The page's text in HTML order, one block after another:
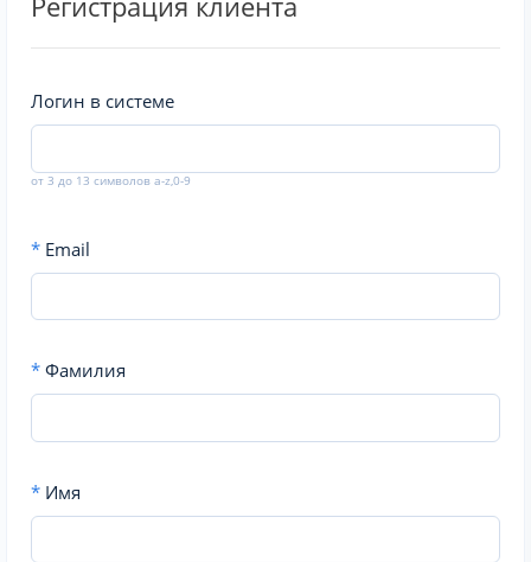
Логин в системе
от 3 до 13 символов a-z,0-9
* Email
* Фамилия
* Имя